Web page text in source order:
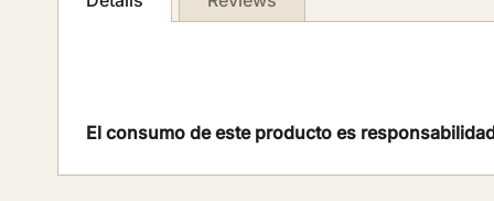
imagesEl consumo de este producto es